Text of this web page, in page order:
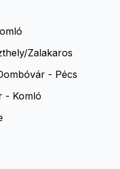
Zalakaros
- Pécs
- Komló